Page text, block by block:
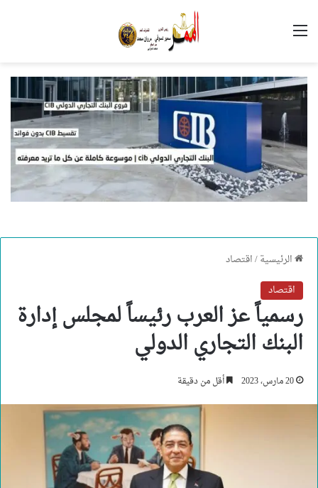
القائمة
الرئيسية/اقتصاد
اقتصاد
رسمياً عز العرب رئيساً لمجلس إدارة
البنك التجاري الدولي
20 مارس، 2023 أقل من دقيقة